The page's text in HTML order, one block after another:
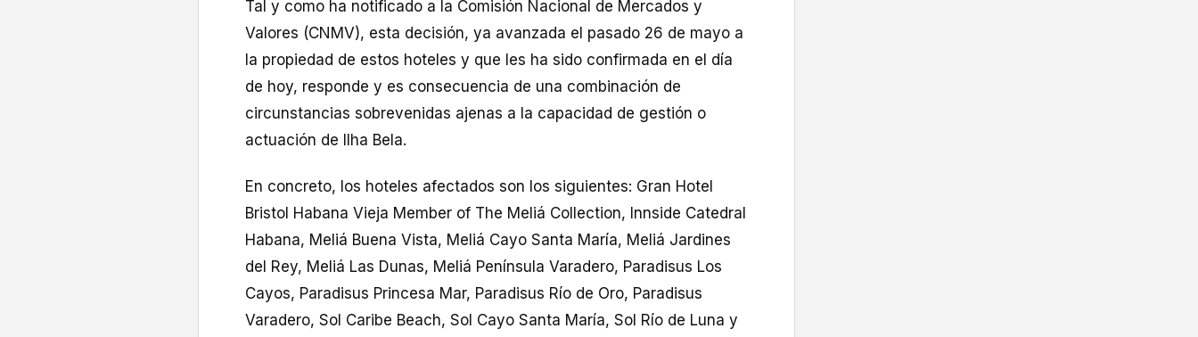
Tal y como ha notificado a la Comisión Nacional de Mercados y
Valores (CNMV), esta decisión, ya avanzada el pasado 26 de mayo a
la propiedad de estos hoteles y que les ha sido confirmada en el día
de hoy, responde y es consecuencia de una combinación de
circunstancias sobrevenidas ajenas a la capacidad de gestión o
actuación de Ilha Bela.
En concreto, los hoteles afectados son los siguientes: Gran Hotel
Bristol Habana Vieja Member of The Meliá Collection, Innside Catedral
Habana, Meliá Buena Vista, Meliá Cayo Santa María, Meliá Jardines
del Rey, Meliá Las Dunas, Meliá Península Varadero, Paradisus Los
Cayos, Paradisus Princesa Mar, Paradisus Río de Oro, Paradisus
Varadero, Sol Caribe Beach, Sol Cayo Santa María, Sol Río de Luna y